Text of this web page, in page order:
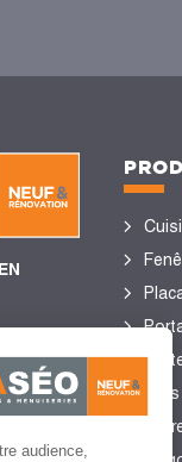
audience,
client